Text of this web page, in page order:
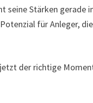
seine Stärken
für Anleger,
der richtige